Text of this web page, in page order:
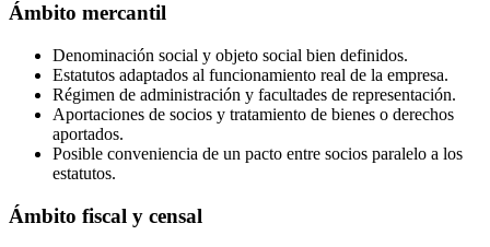
Ámbito mercantil
Denominación social y objeto social bien definidos.
Estatutos adaptados al funcionamiento real de la empresa.
Régimen de administración y facultades de representación.
Aportaciones de socios y tratamiento de bienes o derechos
aportados.
Posible conveniencia de un pacto entre socios paralelo a los
estatutos.
Ámbito fiscal y censal